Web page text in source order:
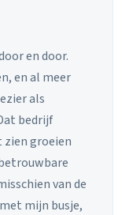
en door.
en al meer
als
bedrijf
zien groeien
van de
mijn busje,